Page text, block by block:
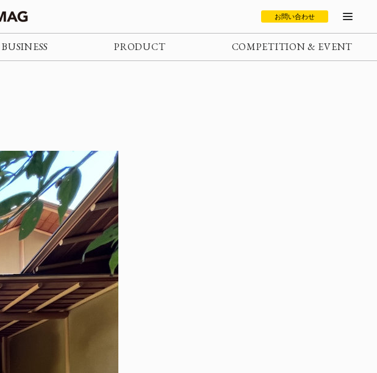
お問い合わせ
BUSINESS PRODUCT COMPETITION & EVENT